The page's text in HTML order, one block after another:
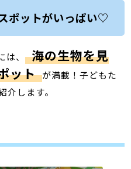
ポットがいっぱい♡
は、 海の生物を見
ット が満載！子どもた
介します。